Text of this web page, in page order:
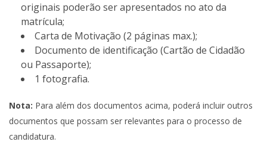
originais poderão ser apresentados no ato da
matrícula;
Carta de Motivação (2 páginas max.);
Documento de identificação (Cartão de Cidadão
ou Passaporte);
1 fotografia.
Nota: Para além dos documentos acima, poderá incluir outros
documentos que possam ser relevantes para o processo de
candidatura.